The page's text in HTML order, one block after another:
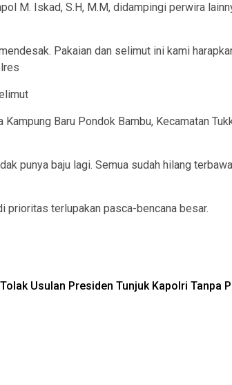
M. Iskad, S.H, M.M, didampingi perwira
Pakaian dan selimut ini kami
Baru Pondok Bambu, Kecamatan
punya baju lagi. Semua sudah hilang
prioritas terlupakan pasca-bencana besar.
Usulan Presiden Tunjuk Kapolri Tanpa